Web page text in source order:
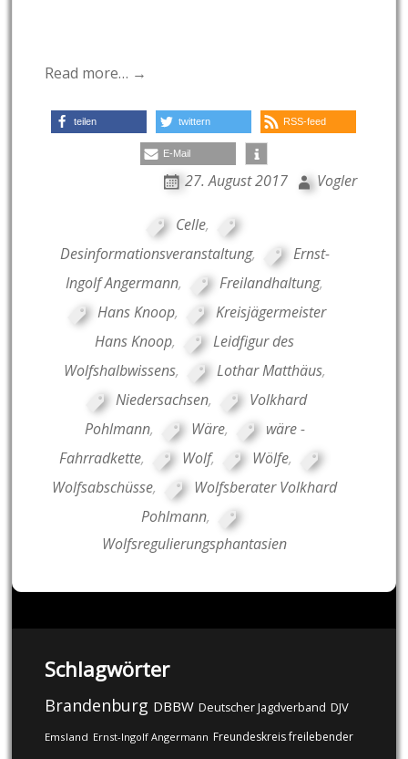
Read more… →
teilen twittern RSS-feed
E-Mail
27. August 2017 Vogler
Celle,
Desinformationsveranstaltung,
Ernst-
Ingolf Angermann, Freilandhaltung,
Hans Knoop,
Kreisjägermeister
Hans Knoop,
Leidfigur des
Wolfshalbwissens, Lothar Matthäus,
Niedersachsen,
Volkhard
Pohlmann, Wäre,
wäre -
Fahrradkette, Wolf, Wölfe,
Wolfsabschüsse,
Wolfsberater Volkhard
Pohlmann,
Wolfsregulierungsphantasien
Schlagwörter
Brandenburg DBBW Deutscher Jagdverband DJV
Emsland Ernst-Ingolf Angermann Freundeskreis freilebender